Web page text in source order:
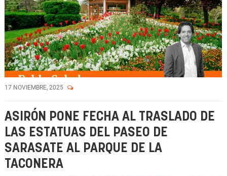
17 NOVIEMBRE, 2025
ASIRÓN PONE FECHA AL TRASLADO DE
LAS ESTATUAS DEL PASEO DE
SARASATE AL PARQUE DE LA
TACONERA